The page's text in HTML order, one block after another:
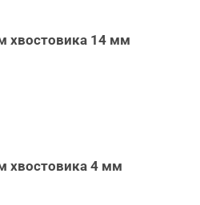
хвостовика 14 мм
хвостовика 4 мм